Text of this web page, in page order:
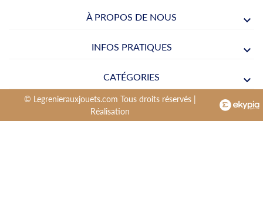
À PROPOS DE NOUS
INFOS PRATIQUES
CATÉGORIES
© Legrenierauxjouets.com Tous droits réservés |
Réalisation